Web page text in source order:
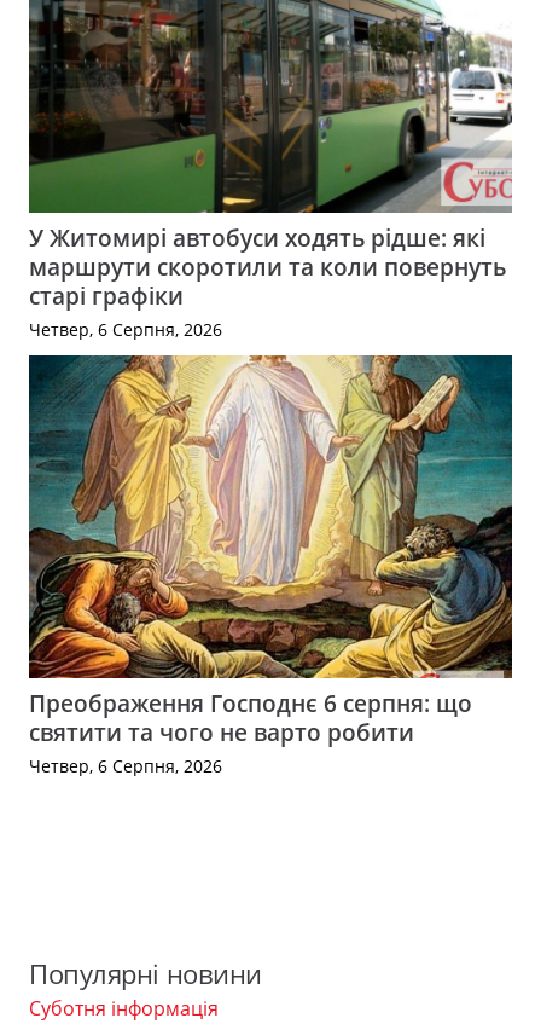
У Житомирі автобуси ходять рідше: які
маршрути скоротили та коли повернуть
старі графіки
Четвер, 6 Серпня, 2026
Преображення Господнє 6 серпня: що
святити та чого не варто робити
Четвер, 6 Серпня, 2026
Популярні новини
Суботня інформація